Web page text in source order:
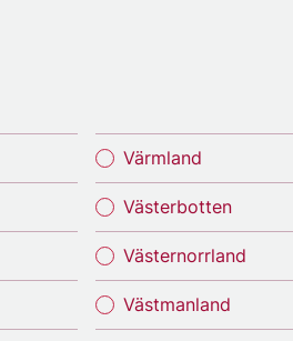
Värmland
Västerbotten
Västernorrland
Västmanland